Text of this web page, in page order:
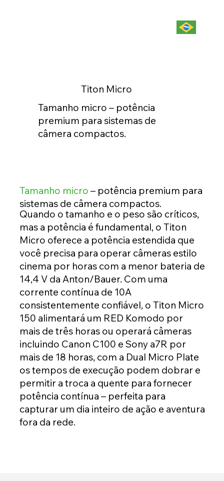
Titon Micro
Tamanho micro – potência
premium para sistemas de
câmera compactos.
Quando o tamanho e o peso são críticos,
mas a potência é fundamental, o Titon
Micro oferece a potência estendida que
você precisa para operar câmeras estilo
cinema por horas com a menor bateria de
14,4 V da Anton/Bauer. Com uma
corrente contínua de 10A
consistentemente confiável, o Titon Micro
150 alimentará um RED Komodo por
mais de três horas ou operará câmeras
incluindo Canon C100 e Sony a7R por
mais de 18 horas, com a Dual Micro Plate
os tempos de execução podem dobrar e
permitir a troca a quente para fornecer
potência contínua – perfeita para
capturar um dia inteiro de ação e aventura
fora da rede.
Tamanho micro – potência premium para
sistemas de câmera compactos.